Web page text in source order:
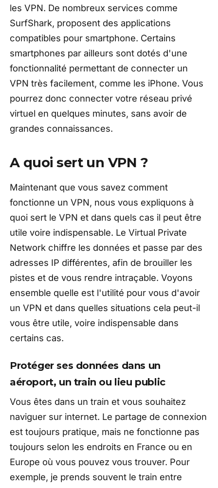
les VPN. De nombreux services comme
SurfShark, proposent des applications
compatibles pour smartphone. Certains
smartphones par ailleurs sont dotés d'une
fonctionnalité permettant de connecter un
VPN très facilement, comme les iPhone. Vous
pourrez donc connecter votre réseau privé
virtuel en quelques minutes, sans avoir de
grandes connaissances.
A quoi sert un VPN ?
Maintenant que vous savez comment
fonctionne un VPN, nous vous expliquons à
quoi sert le VPN et dans quels cas il peut être
utile voire indispensable. Le Virtual Private
Network chiffre les données et passe par des
adresses IP différentes, afin de brouiller les
pistes et de vous rendre intraçable. Voyons
ensemble quelle est l'utilité pour vous d'avoir
un VPN et dans quelles situations cela peut-il
vous être utile, voire indispensable dans
certains cas.
Protéger ses données dans un
aéroport, un train ou lieu public
Vous êtes dans un train et vous souhaitez
naviguer sur internet. Le partage de connexion
est toujours pratique, mais ne fonctionne pas
toujours selon les endroits en France ou en
Europe où vous pouvez vous trouver. Pour
exemple, je prends souvent le train entre